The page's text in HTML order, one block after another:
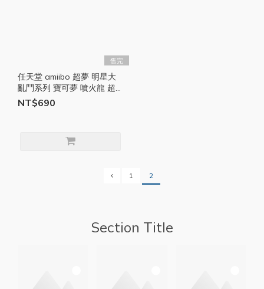
售完
任天堂 amiibo 超夢 明星大
亂鬥系列 寶可夢 噴火龍 超
夢 公仔 amiibo 公仔 switch
SW030
NT$690
1 2
Section Title